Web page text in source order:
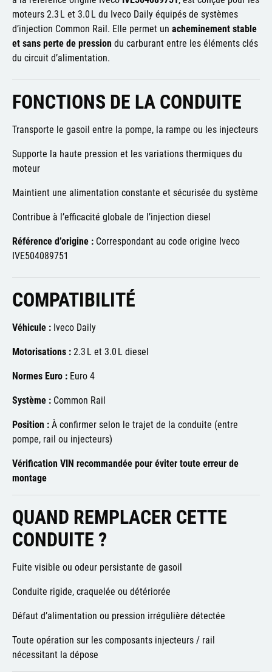
moteurs 2.3 L et 3.0 L du Iveco Daily équipés de systèmes
d’injection Common Rail. Elle permet un acheminement stable
et sans perte de pression du carburant entre les éléments clés
du circuit d’alimentation.
FONCTIONS DE LA CONDUITE
Transporte le gasoil entre la pompe, la rampe ou les injecteurs
Supporte la haute pression et les variations thermiques du
moteur
Maintient une alimentation constante et sécurisée du système
Contribue à l’efficacité globale de l’injection diesel
Référence d’origine : Correspondant au code origine Iveco
IVE504089751
COMPATIBILITÉ
Véhicule : Iveco Daily
Motorisations :2.3 L et 3.0 L diesel
Normes Euro : Euro 4
Système : Common Rail
Position :À confirmer selon le trajet de la conduite (entre
pompe, rail ou injecteurs)
Vérification VIN recommandée pour éviter toute erreur de
montage
QUAND REMPLACER CETTE
CONDUITE ?
Fuite visible ou odeur persistante de gasoil
Conduite rigide, craquelée ou détériorée
Défaut d’alimentation ou pression irrégulière détectée
Toute opération sur les composants injecteurs / rail
nécessitant la dépose